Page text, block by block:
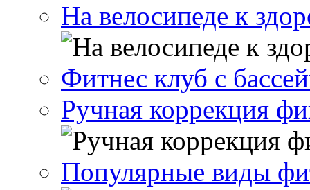
На велосипеде к
Фитнес клуб с
Ручная коррекция
Популярные виды